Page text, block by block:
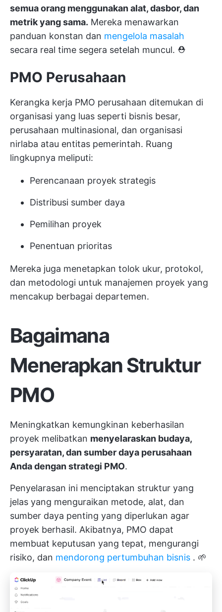
semua orang menggunakan alat, dasbor, dan
metrik yang sama. Mereka menawarkan
panduan konstan dan mengelola masalah
secara real time segera setelah muncul. ⛑️
PMO Perusahaan
Kerangka kerja PMO perusahaan ditemukan di
organisasi yang luas seperti bisnis besar,
perusahaan multinasional, dan organisasi
nirlaba atau entitas pemerintah. Ruang
lingkupnya meliputi:
Perencanaan proyek strategis
Distribusi sumber daya
Pemilihan proyek
Penentuan prioritas
Mereka juga menetapkan tolok ukur, protokol,
dan metodologi untuk manajemen proyek yang
mencakup berbagai departemen.
Bagaimana
Menerapkan Struktur
PMO
Meningkatkan kemungkinan keberhasilan
proyek melibatkan menyelaraskan budaya,
persyaratan, dan sumber daya perusahaan
Anda dengan strategi PMO.
Penyelarasan ini menciptakan struktur yang
jelas yang menguraikan metode, alat, dan
sumber daya penting yang diperlukan agar
proyek berhasil. Akibatnya, PMO dapat
membuat keputusan yang tepat, mengurangi
risiko, dan mendorong pertumbuhan bisnis . 🌱